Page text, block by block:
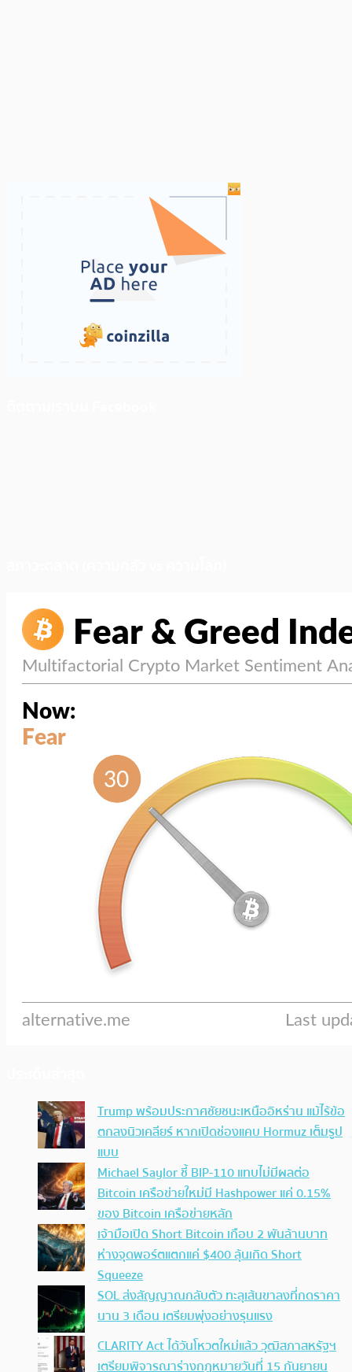
Trump พร้อมประกาศชัยชนะเหนืออิหร่าน แม้ไร้ข้อ
ตกลงนิวเคลียร์ หากเปิดช่องแคบ Hormuz เต็มรูป
แบบ
Michael Saylor ชี้ BIP-110 แทบไม่มีผลต่อ
Bitcoin เครือข่ายใหม่มี Hashpower แค่ 0.15%
ของ Bitcoin เครือข่ายหลัก
เจ้ามือเปิด Short Bitcoin เกือบ 2 พันล้านบาท
ห่างจุดพอร์ตแตกแค่ $400 ลุ้นเกิด Short
Squeeze
SOL ส่งสัญญาณกลับตัว ทะลุเส้นขาลงที่กดราคา
นาน 3 เดือน เตรียมพุ่งอย่างรุนแรง
CLARITY Act ได้วันโหวตใหม่แล้ว วุฒิสภาสหรัฐฯ
เตรียมพิจารณาร่างกฎหมายวันที่ 15 กันยายน